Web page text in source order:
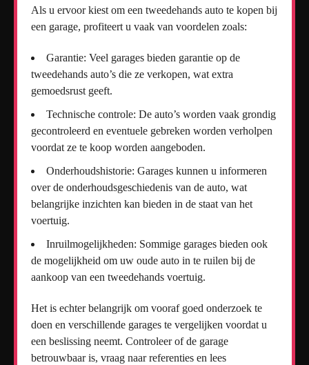
Als u ervoor kiest om een tweedehands auto te kopen bij
een garage, profiteert u vaak van voordelen zoals:
Garantie: Veel garages bieden garantie op de
tweedehands auto’s die ze verkopen, wat extra
gemoedsrust geeft.
Technische controle: De auto’s worden vaak grondig
gecontroleerd en eventuele gebreken worden verholpen
voordat ze te koop worden aangeboden.
Onderhoudshistorie: Garages kunnen u informeren
over de onderhoudsgeschiedenis van de auto, wat
belangrijke inzichten kan bieden in de staat van het
voertuig.
Inruilmogelijkheden: Sommige garages bieden ook
de mogelijkheid om uw oude auto in te ruilen bij de
aankoop van een tweedehands voertuig.
Het is echter belangrijk om vooraf goed onderzoek te
doen en verschillende garages te vergelijken voordat u
een beslissing neemt. Controleer of de garage
betrouwbaar is, vraag naar referenties en lees